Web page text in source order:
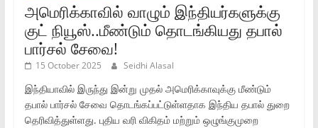
அமெரிக்காவில் வாழும் இந்தியர்களுக்கு
குட் நியூஸ்..மீண்டும் தொடங்கியது தபால்
பார்சல் சேவை!
15 October 2025 Seidhi Alasal
இந்தியாவில் இருந்து இன்று முதல் அமெரிக்காவுக்கு மீண்டும்
தபால் பார்சல் சேவை தொடங்கப்பட்டுள்ளதாக இந்திய தபால் துறை
தெரிவித்துள்ளது. புதிய வரி விகிதம் மற்றும் ஒழுங்குமுறை